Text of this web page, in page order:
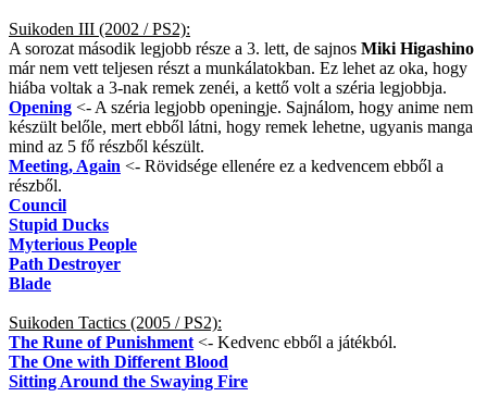
Suikoden III (2002 / PS2):
A sorozat második legjobb része a 3. lett, de sajnos Miki Higashino
már nem vett teljesen részt a munkálatokban. Ez lehet az oka, hogy
hiába voltak a 3-nak remek zenéi, a kettő volt a széria legjobbja.
Opening <- A széria legjobb openingje. Sajnálom, hogy anime nem
készült belőle, mert ebből látni, hogy remek lehetne, ugyanis manga
mind az 5 fő részből készült.
Meeting, Again <- Rövidsége ellenére ez a kedvencem ebből a
részből.
Council
Stupid Ducks
Myterious People
Path Destroyer
Blade
Suikoden Tactics (2005 / PS2):
The Rune of Punishment <- Kedvenc ebből a játékból.
The One with Different Blood
Sitting Around the Swaying Fire